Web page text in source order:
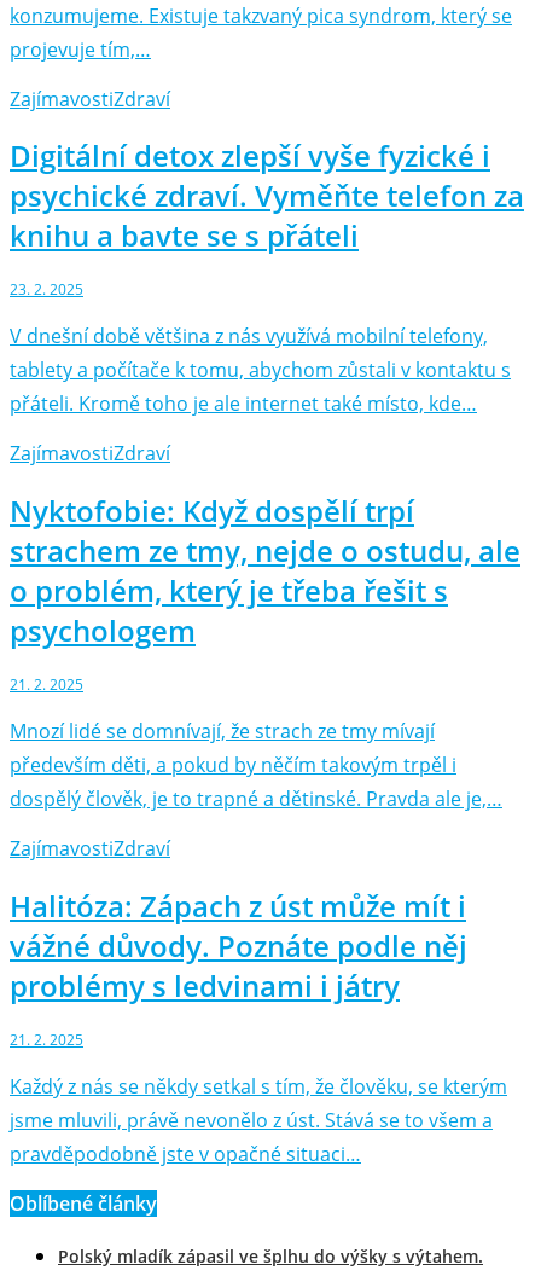
konzumujeme. Existuje takzvaný pica syndrom, který se
projevuje tím,…
ZajímavostiZdraví
Digitální detox zlepší vyše fyzické i
psychické zdraví. Vyměňte telefon za
knihu a bavte se s přáteli
23. 2. 2025
V dnešní době většina z nás využívá mobilní telefony,
tablety a počítače k tomu, abychom zůstali v kontaktu s
přáteli. Kromě toho je ale internet také místo, kde…
ZajímavostiZdraví
Nyktofobie: Když dospělí trpí
strachem ze tmy, nejde o ostudu, ale
o problém, který je třeba řešit s
psychologem
21. 2. 2025
Mnozí lidé se domnívají, že strach ze tmy mívají
především děti, a pokud by něčím takovým trpěl i
dospělý člověk, je to trapné a dětinské. Pravda ale je,…
ZajímavostiZdraví
Halitóza: Zápach z úst může mít i
vážné důvody. Poznáte podle něj
problémy s ledvinami i játry
21. 2. 2025
Každý z nás se někdy setkal s tím, že člověku, se kterým
jsme mluvili, právě nevonělo z úst. Stává se to všem a
pravděpodobně jste v opačné situaci…
Oblíbené články
Polský mladík zápasil ve šplhu do výšky s výtahem.